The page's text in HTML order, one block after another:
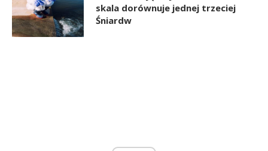
skala dorównuje jednej trzeciej
Śniardw